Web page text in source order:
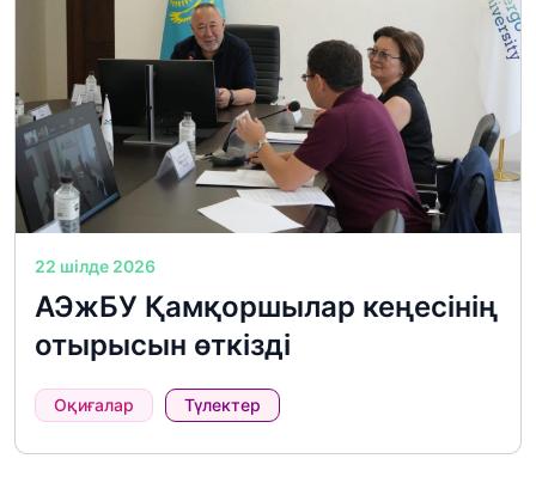
22 шілде 2026
АЭжБУ Қамқоршылар кеңесінің
отырысын өткізді
Оқиғалар Түлектер